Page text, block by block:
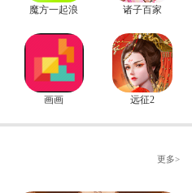
魔方一起浪 诸子百家
画画 远征2
更多>